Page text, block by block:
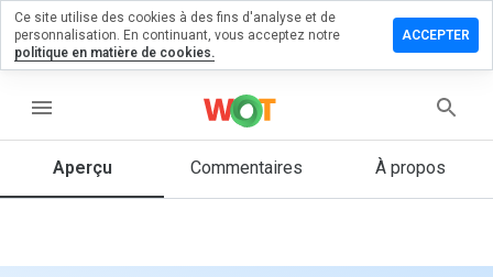
menu
Aperçu Commentaires À propos
un
1 et 5
Ce site utilise des cookies à des fins d'analyse et de
personnalisation. En continuant, vous acceptez notre
politique en matière de cookies.
ACCEPTER